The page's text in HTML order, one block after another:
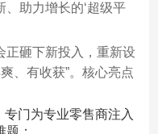
助力增长的‘超级平
正砸下新投入，重新设
、有收获”。核心亮点
专门为专业零售商注入
；​